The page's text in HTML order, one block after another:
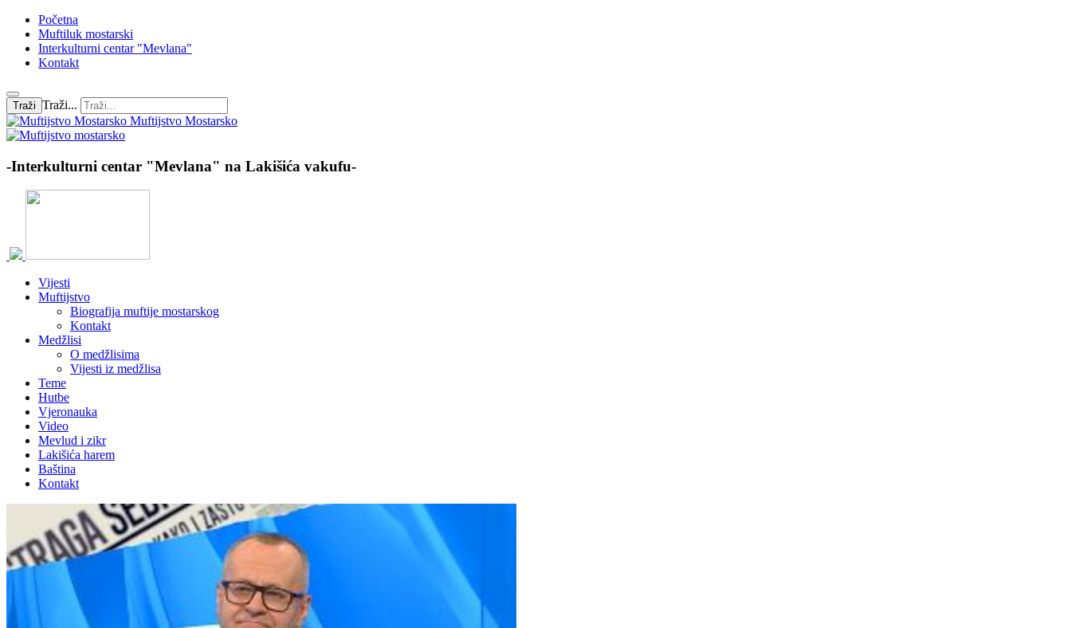
Početna
Muftiluk mostarski
Interkulturni centar "Mevlana"
Kontakt
Traži Traži...
Muftijstvo Mostarsko
-Interkulturni centar "Mevlana" na Lakišića vakufu-
Vijesti
Muftijstvo
Biografija muftije mostarskog
Kontakt
Medžlisi
O medžlisima
Vijesti iz medžlisa
Teme
Hutbe
Vjeronauka
Video
Mevlud i zikr
Lakišića harem
Baština
Kontakt